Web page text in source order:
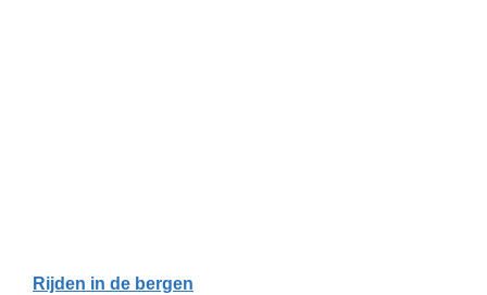
Rijden in de bergen